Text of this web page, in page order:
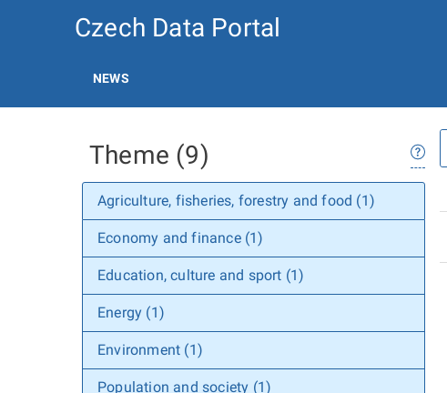
Czech Data Portal
NEWS
Theme (9)
Agriculture, fisheries, forestry and food (1)
Economy and finance (1)
Education, culture and sport (1)
Energy (1)
Environment (1)
Population and society (1)